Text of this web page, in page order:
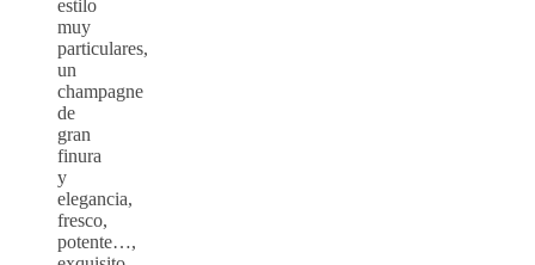
estilo
muy
particulares,
un
champagne
de
gran
finura
y
elegancia,
fresco,
potente…,